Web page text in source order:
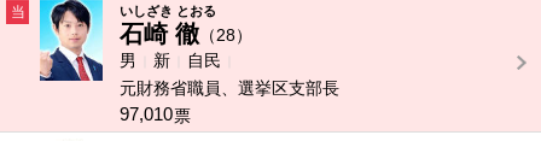
当 いしざき とおる
石崎 徹 （28）
男
新
自民
元財務省職員、選挙区支部長
97,010票